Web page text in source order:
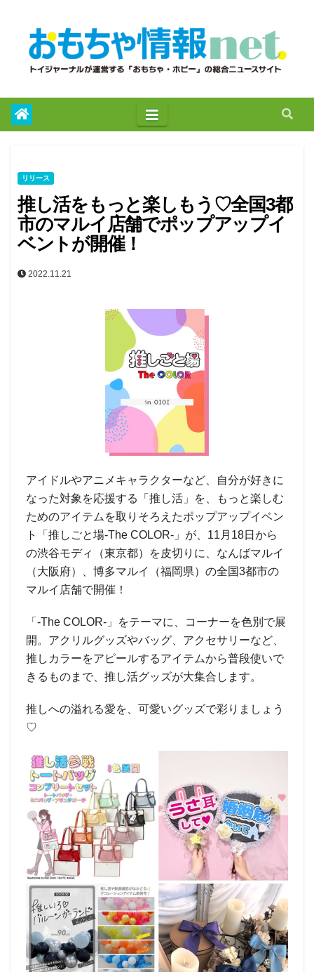
リリース
推し活をもっと楽しもう♡全国3都
市のマルイ店舗でポップアップイ
ベントが開催！
2022.11.21
アイドルやアニメキャラクターなど、自分が好きに
なった対象を応援する「推し活」を、もっと楽しむ
ためのアイテムを取りそろえたポップアップイベン
ト「推しごと場-The COLOR-」が、11月18日から
の渋谷モディ（東京都）を皮切りに、なんばマルイ
（大阪府）、博多マルイ（福岡県）の全国3都市の
マルイ店舗で開催！
「-The COLOR-」をテーマに、コーナーを色別で展
開。アクリルグッズやバッグ、アクセサリーなど、
推しカラーをアピールするアイテムから普段使いで
きるものまで、推し活グッズが大集合します。
推しへの溢れる愛を、可愛いグッズで彩りましょう
♡